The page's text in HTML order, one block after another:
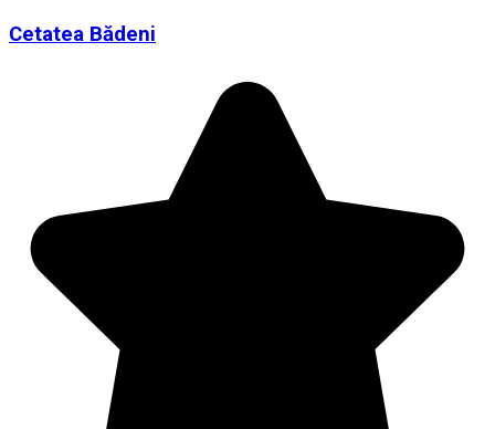
Cetatea Bădeni